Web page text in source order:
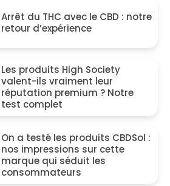
Arrêt du THC avec le CBD : notre
retour d’expérience
Les produits High Society
valent-ils vraiment leur
réputation premium ? Notre
test complet
On a testé les produits CBDSol :
nos impressions sur cette
marque qui séduit les
consommateurs